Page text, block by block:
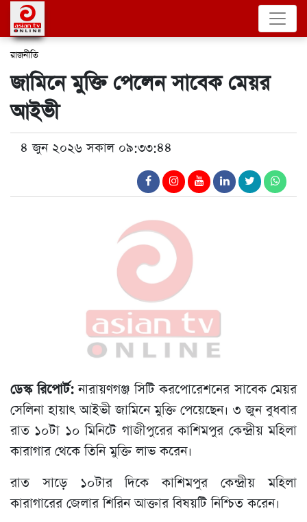
রাজনীতি
জামিনে মুক্তি পেলেন সাবেক মেয়র
আইভী
৪ জুন ২০২৬ সকাল ০৯:৩৩:৪৪
ডেস্ক রিপোর্ট:নারায়ণগঞ্জ সিটি করপোরেশনের সাবেক মেয়র
সেলিনা হায়াৎ আইভী জামিনে মুক্তি পেয়েছেন। ৩ জুন বুধবার
রাত ১০টা ১০ মিনিটে গাজীপুরের কাশিমপুর কেন্দ্রীয় মহিলা
কারাগার থেকে তিনি মুক্তি লাভ করেন।
রাত সাড়ে ১০টার দিকে কাশিমপুর কেন্দ্রীয় মহিলা
কারাগারের জেলার শিরিন আক্তার বিষয়টি নিশ্চিত করেন।